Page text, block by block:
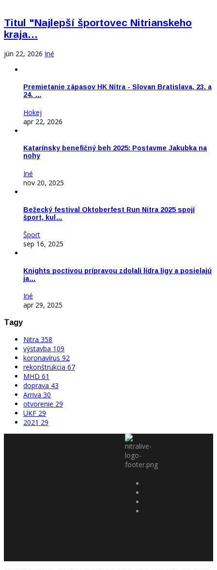
Titul "Najlepší športovec Nitrianskeho
kraja…
jún 22, 2026 Iné
Premietanie zápasov HK Nitra - Slovan Bratislava, 23. a
24. …
Hokej
apr 22, 2026
Katarínsky benefičný beh 2025: Postavme Jakubka na
nohy
Iné
nov 20, 2025
Bežecký festival Oktoberfest Run Nitra 2025 spojí
šport, kul…
Šport
sep 16, 2025
Knights poctivou prípravou zdolali lídra ligy a posielajú
ja…
Iné
apr 29, 2025
Tagy
Nitra 358
výstavba 109
koronavírus 92
rekonštrukcia 67
MHD 61
doprava 43
Arriva 30
otvorenie 29
UKF 29
2021 29